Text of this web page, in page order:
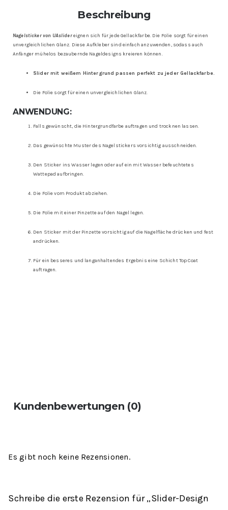
Beschreibung
Nagelsticker von UAslidereignen sich für jede Gellackfarbe. Die Folie sorgt für einen
unvergleichlichen Glanz. Diese Aufkleber sind einfach anzuwenden, sodass auch
Anfänger mühelos bezaubernde Nageldesigns kreieren können.
Slider mit weißem Hintergrund passen perfekt zu jeder Gellackfarbe.
Die Folie sorgt für einen unvergleichlichen Glanz.
ANWENDUNG:
Falls gewünscht, die Hintergrundfarbe auftragen und trocknen lassen.
Das gewünschte Muster des Nagelstickers vorsichtig ausschneiden.
Den Sticker ins Wasser legen oder auf ein mit Wasser befeuchtetes
Wattepad aufbringen.
Die Folie vom Produkt abziehen.
Die Folie mit einer Pinzette auf den Nagel legen.
Den Sticker mit der Pinzette vorsichtig auf die Nagelfläche drücken und fest
andrücken.
Für ein besseres und langanhaltendes Ergebnis eine Schicht Top Coat
auftragen.
Kundenbewertungen (0)
Es gibt noch keine Rezensionen.
Schreibe die erste Rezension für „Slider-Design